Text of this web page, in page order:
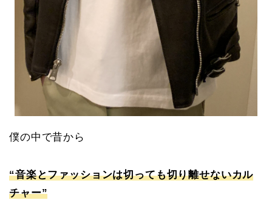
僕の中で昔から
“音楽とファッションは切っても切り離せないカル
チャー”